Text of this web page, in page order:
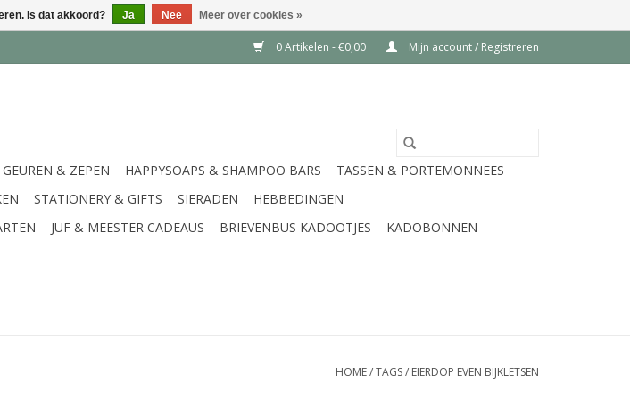
0 Artikelen - €0,00 Mijn account / Registreren
GEUREN & ZEPEN HAPPYSOAPS & SHAMPOO BARS
TASSEN & PORTEMONNEES
STATIONERY & GIFTS SIERADEN
HEBBEDINGEN
JUF & MEESTER CADEAUS BRIEVENBUS KADOOTJES
KADOBONNEN
HOME/TAGS/ EIERDOP EVEN BIJKLETSEN
Is dat akkoord? Ja Nee Meer over cookies »